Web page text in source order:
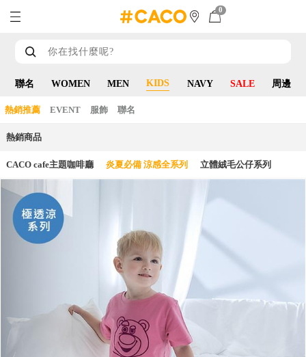
0
聯名 WOMEN MEN KIDS NAVY SALE 周邊
熱銷推薦 EVENT 服飾 聯名
熱銷商品
CACO cafe主題咖啡廳 炎夏必備 涼感全系列 立體絨毛公仔系列